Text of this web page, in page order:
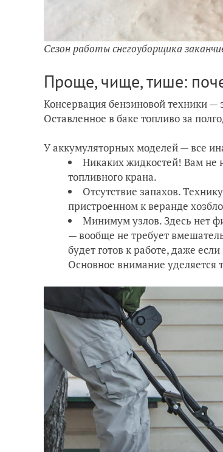
Сезон работы снегоуборщика
Проще, чище, тише:
Консервация бензиновой техники
Оставленное в баке топливо за
У аккумуляторных моделей — все
Никаких жидкостей! Вам не
топливного крана.
Отсутствие запахов.
пристроенном к веранде
Минимум узлов. Здесь нет
— вообще не требует
будет готов к работе, даже
Основное внимание уделяется